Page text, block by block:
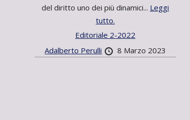
del diritto uno dei più dinamici... Leggi
tutto.
Editoriale 2-2022
Adalberto Perulli
8 Marzo 2023